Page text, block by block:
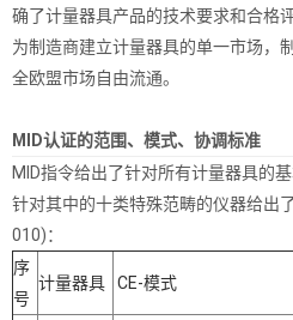
确了计量器具产品的技术要求和合格
为制造商建立计量器具的单一市场，
全欧盟市场自由流通。
MID认证的范围、模式、协调标准
MID指令给出了针对所有计量器具的
针对其中的十类特殊范畴的仪器给出
010)：
序
号
计量器具 CE-模式